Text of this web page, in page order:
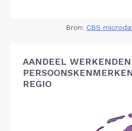
Bron: CBS
AANDEEL
REGIO